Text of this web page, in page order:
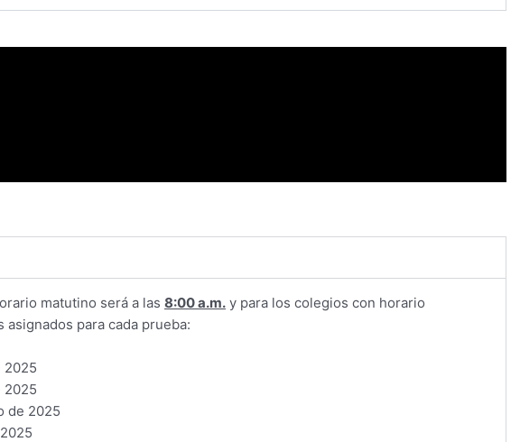
matutino será a las 8:00 a.m.y para los colegios con horario
asignados para cada prueba:
2025
2025
de 2025